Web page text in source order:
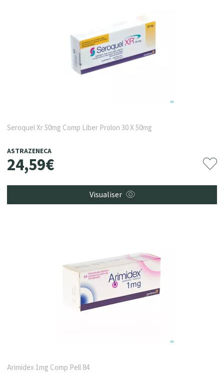
Seroquel Xr 50mg Comp Liber Prolon 30 X 50mg
ASTRAZENECA
24,59€
Visualiser
Arimidex 1mg Comp Pell 84